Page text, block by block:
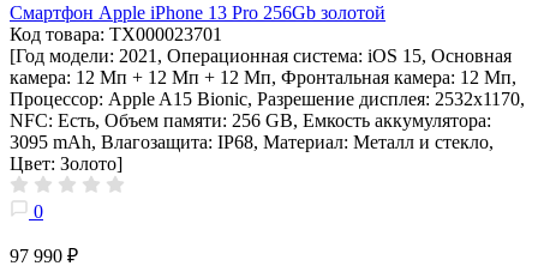
Смартфон Apple iPhone 13 Pro 256Gb золотой
Код товара: ТХ000023701
[Год модели: 2021, Операционная система: iOS 15, Основная
камера: 12 Мп + 12 Мп + 12 Мп, Фронтальная камера: 12 Мп,
Процессор: Apple A15 Bionic, Разрешение дисплея: 2532х1170,
NFC: Есть, Объем памяти: 256 GB, Емкость аккумулятора:
3095 mAh, Влагозащита: IP68, Материал: Металл и стекло,
Цвет: Золото]
0
97 990 ₽